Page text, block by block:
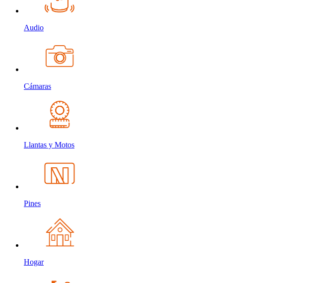
Audio
Cámaras
Llantas y Motos
Pines
Hogar